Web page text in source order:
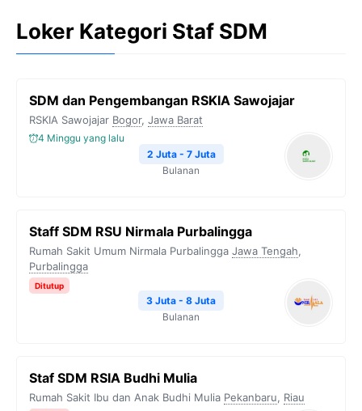
Loker Kategori Staf SDM
SDM dan Pengembangan RSKIA Sawojajar
RSKIA Sawojajar Bogor, Jawa Barat
4 Minggu yang lalu
2 Juta - 7 Juta
Bulanan
Staff SDM RSU Nirmala Purbalingga
Rumah Sakit Umum Nirmala Purbalingga Jawa Tengah,
Purbalingga
Ditutup
3 Juta - 8 Juta
Bulanan
Staf SDM RSIA Budhi Mulia
Rumah Sakit Ibu dan Anak Budhi Mulia Pekanbaru, Riau